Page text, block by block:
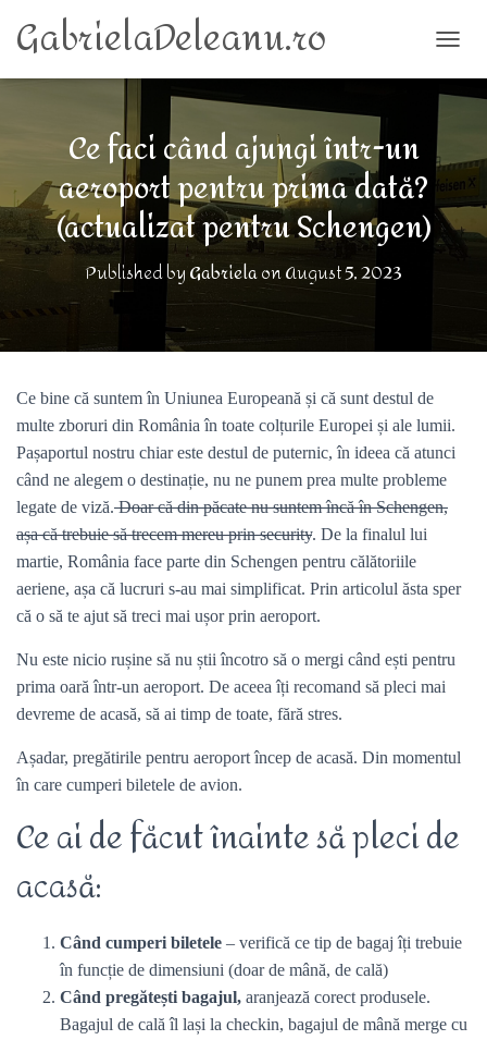
GabrielaDeleanu.ro
Ce faci când ajungi într-un
aeroport pentru prima dată?
(actualizat pentru Schengen)
Published byGabrielaonAugust 5, 2023
Ce bine că suntem în Uniunea Europeană și că sunt destul de
multe zboruri din România în toate colțurile Europei și ale lumii.
Pașaportul nostru chiar este destul de puternic, în ideea că atunci
când ne alegem o destinație, nu ne punem prea multe probleme
legate de viză.Doar că din păcate nu suntem încă în Schengen,
așa că trebuie să trecem mereu prin security. De la finalul lui
martie, România face parte din Schengen pentru călătoriile
aeriene, așa că lucruri s-au mai simplificat. Prin articolul ăsta sper
că o să te ajut să treci mai ușor prin aeroport.
Nu este nicio rușine să nu știi încotro să o mergi când ești pentru
prima oară într-un aeroport. De aceea îți recomand să pleci mai
devreme de acasă, să ai timp de toate, fără stres.
Așadar, pregătirile pentru aeroport încep de acasă. Din momentul
în care cumperi biletele de avion.
Ce ai de făcut înainte să pleci de
acasă:
Când cumperi biletele – verifică ce tip de bagaj îți trebuie
în funcție de dimensiuni (doar de mână, de cală)
Când pregătești bagajul, aranjează corect produsele.
Bagajul de cală îl lași la checkin, bagajul de mână merge cu